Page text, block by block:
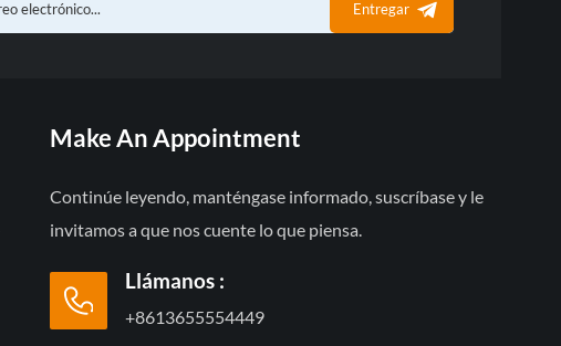
Entregar
Make An Appointment
Continúe leyendo, manténgase informado, suscríbase y le
invitamos a que nos cuente lo que piensa.
Llámanos :
+8613655554449